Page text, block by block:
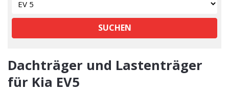
SUCHEN
Dachträger und Lastenträger
für Kia EV5